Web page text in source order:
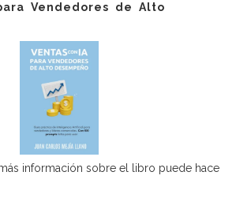
Vendedores de Alto
información sobre el libro puede hace